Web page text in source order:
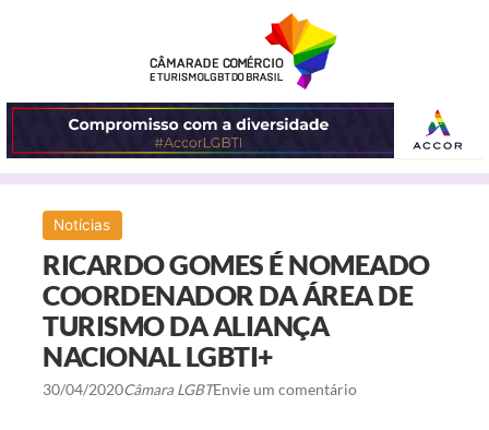
O
MENU
Notícias
RICARDO GOMES É NOMEADO
COORDENADOR DA ÁREA DE
TURISMO DA ALIANÇA
NACIONAL LGBTI+
30/04/2020Câmara LGBTEnvie um comentário